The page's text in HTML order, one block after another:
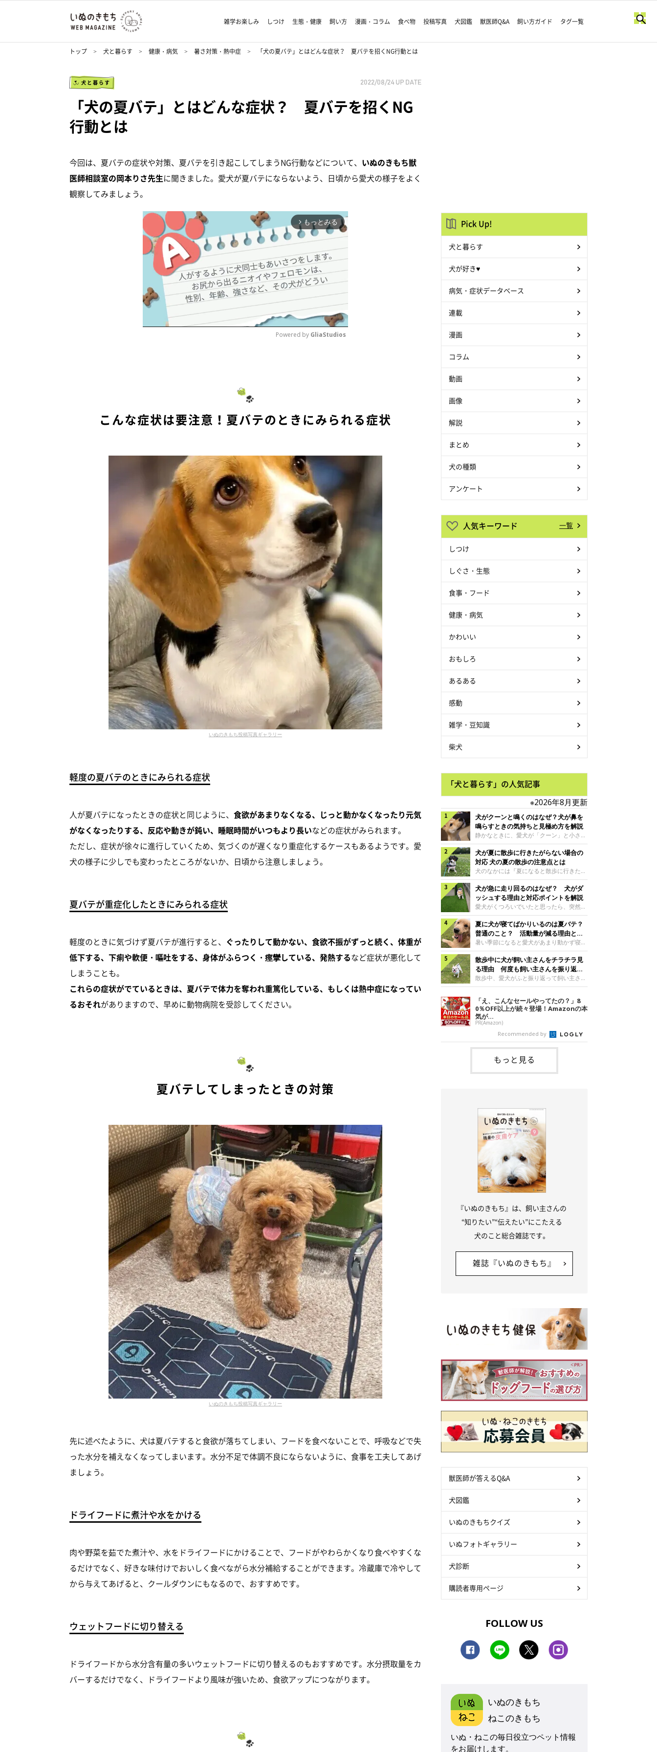
雑学お楽しみ しつけ 生態・健康 飼い方 漫画・コラム 食べ物 投稿写真 犬図鑑 獣医師Q&A 飼い方ガイド タグ一覧
トップ 犬と暮らす 健康・病気 暑さ対策・熱中症 「犬の夏バテ」とはどんな症状？ 夏バテを招くNG行動とは
犬と暮らす 2022/08/24 UP DATE
「犬の夏バテ」とはどんな症状？ 夏バテを招くNG
行動とは
今回は、夏バテの症状や対策、夏バテを引き起こしてしまうNG行動などについて、 いぬのきもち獣
医師相談室の岡本りさ先生に聞きました。愛犬が夏バテにならないよう、日頃から愛犬の様子をよく
観察してみましょう。
arrow_forward_ios もっとみる
Powered by GliaStudios
こんな症状は要注意！夏バテのときにみられる症状
いぬのきもち投稿写真ギャラリー
軽度の夏バテのときにみられる症状
人が夏バテになったときの症状と同じように、 食欲があまりなくなる、じっと動かなくなったり元気
がなくなったりする、反応や動きが鈍い、睡眠時間がいつもより長いなどの症状がみられます。
ただし、症状が徐々に進行していくため、気づくのが遅くなり重症化するケースもあるようです。愛
犬の様子に少しでも変わったところがないか、日頃から注意しましょう。
夏バテが重症化したときにみられる症状
軽度のときに気づけず夏バテが進行すると、 ぐったりして動かない、食欲不振がずっと続く、体重が
低下する、下痢や軟便・嘔吐をする、身体がふらつく・痙攣している、発熱するなど症状が悪化して
しまうことも。
これらの症状がでているときは、夏バテで体力を奪われ重篤化している、もしくは熱中症になってい
るおそれがありますので、早めに動物病院を受診してください。
夏バテしてしまったときの対策
いぬのきもち投稿写真ギャラリー
先に述べたように、犬は夏バテすると食欲が落ちてしまい、フードを食べないことで、呼吸などで失
った水分を補えなくなってしまいます。水分不足で体調不良にならないように、食事を工夫してあげ
ましょう。
ドライフードに煮汁や水をかける
肉や野菜を茹でた煮汁や、水をドライフードにかけることで、フードがやわらかくなり食べやすくな
るだけでなく、好きな味付けでおいしく食べながら水分補給することができます。冷蔵庫で冷やして
から与えてあげると、クールダウンにもなるので、おすすめです。
ウェットフードに切り替える
ドライフードから水分含有量の多いウェットフードに切り替えるのもおすすめです。水分摂取量をカ
バーするだけでなく、ドライフードより風味が強いため、食欲アップにつながります。
Pick Up!
犬と暮らす
犬が好き♥
病気・症状データベース
連載
漫画
コラム
動画
画像
解説
まとめ
犬の種類
アンケート
人気キーワード 一覧
しつけ
しぐさ・生態
食事・フード
健康・病気
かわいい
おもしろ
あるある
感動
雑学・豆知識
柴犬
「犬と暮らす」の人気記事
※2026年8月更新
犬がクーンと鳴くのはなぜ？犬が鼻を
鳴らすときの気持ちと見極め方を解説
静かなときに、愛犬が「クーン」と小さく
鳴いたり、鼻を鳴らすような音を出したり
することはありませんか？ 大きく吠える
わけではない分、「不安なの？それとも何
かお願いしているの？」と気になる飼い主
さんもいるかもしれません。今回は、犬が
クーンと鳴く理由や鼻鳴らしの背景、見極
め方と対応のポイントなどについて、いぬ
のきもち獣医師相談室の原 駿太朗先生に
伺いました。クーンと鳴くのはどんな気持
ち？いぬのきもち投稿写真ギャラリー犬が
クーンと小さく鳴くときは、何らかの感情
を伝えようとしている場合があると考えら
れています。大
犬が夏に散歩に行きたがらない場合の
対応 犬の夏の散歩の注意点とは
犬のなかには『夏になると散歩に行きたが
らない、歩かなくなる』『暑い季節は散歩
の気配を察すると涼しい部屋から出ようと
しない』など散歩に行きたがらないコもい
るようです。愛犬の運動をさせてあげたい
のに、散歩に行きたがらない。このような
場合はどう対応すればよいのでしょうか？
「愛犬が夏に散歩に行きたがらない場合の
対応」について、いぬのきもち獣医師相談
室の白山さとこ先生に聞きました。Q.夏に
犬の散歩に行くときの注意点は？ いぬの
きもち投稿写真ギャラリーーー夏に愛犬と
散歩に行くときは、どのようなことに注意
をするとよい
犬が急に走り回るのはなぜ？ 犬がダ
ッシュする理由と対応ポイントを解説
愛犬がくつろいでいたと思ったら、突然部
屋の中を走り回り始める――そんな様子に
驚いたことはありませんか？ 急な動きに
「何が起きているの？」と戸惑う飼い主さ
んも多いでしょう。落ち着いていたはずな
のに、急にスイッチが入ったように見える
と不安になることもあります。今回は、犬
が急に走り回る理由や見極め方などについ
て、いぬのきもち獣医師相談室の岡本りさ
先生に伺いました。犬が急に走り回るのは
ラリー犬が突然走り回る行動は、必ずしも
珍しいものではないと考えられています。
体にたまったエ
夏に犬が寝てばかりいるのは夏バテ？
普通のこと？ 活動量が減る理由と対
策とは
暑い季節になると愛犬があまり動かず寝て
ばかりだと感じる飼い主さんはいません
か？その様子に、愛犬が夏バテで疲れてい
るのか、元気がないのかなど不安に感じる
方もいるのではないかと思います。 で
は、犬が寝てばかりいるときに対処が必要
「犬の活動量が夏に減る理由と対策」につ
いて、いぬのきもち獣医師相談室の山口み
き先生に話を聞きました。Q. 夏に犬の活
動量が減る理由は？ いぬのきもち投稿写
真ギャラリーーー夏に愛犬の活動量が減る
と感じる飼い主さんもいるようです。理由
としてどのようなこ
散歩中に犬が飼い主さんをチラチラ見
る理由 何度も飼い主さんを振り返る
のはなぜ？
散歩中、愛犬がふと振り返って飼い主さん
の様子を確認する…そんな場面に心当たり
はありませんか？ 何度もチラチラ見られ
ると、「何か気になることがあるの？」
「ちゃんと歩けているかな」と不安になる
ことがあるかもしれません。愛犬が歩きな
がら飼い主さんを振り返るしぐさには、ど
んな気持ちが隠れているのでしょうか。今
回は、犬が散歩中に飼い主さんを確認する
理由や注意すべきサインの見極めかた、対
応のポイントなどについて、いぬのきもち
獣医師相談室の原 駿太朗先生に伺いまし
「え、こんなセールやってたの？」8
0％OFF以上が続々登場！Amazonの本
気が...
PR(Amazon)
Recommended by
もっと見る
『いぬのきもち』は、飼い主さんの
“知りたい”“伝えたい”にこたえる
犬のこと総合雑誌です。
雑誌『いぬのきもち』
獣医師が答えるQ&A
犬図鑑
いぬのきもちクイズ
いぬフォトギャラリー
犬診断
購読者専用ページ
FOLLOW US
いぬのきもち
ねこのきもち
いぬ・ねこの毎日役立つペット情報
をお届けします。